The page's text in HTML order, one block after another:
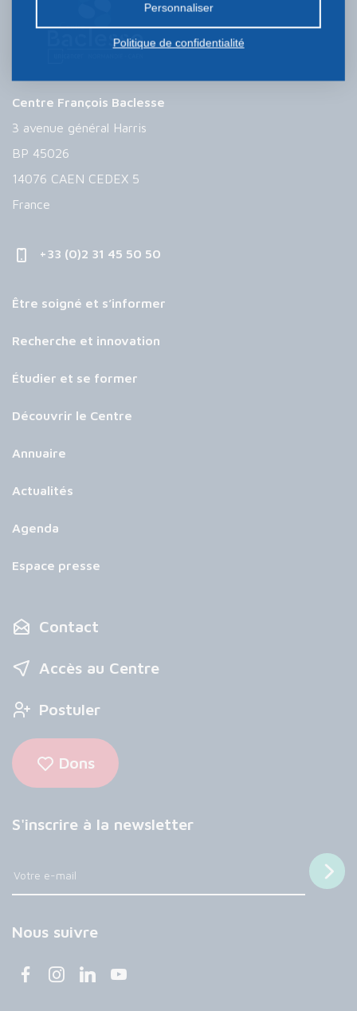
Centre François Baclesse
3 avenue général Harris
BP 45026
14076 CAEN CEDEX 5
France
+33 (0)2 31 45 50 50
Être soigné et s’informer
Recherche et innovation
Étudier et se former
Découvrir le Centre
Annuaire
Actualités
Agenda
Espace presse
Contact
Accès au Centre
Postuler
Dons
S'inscrire à la newsletter
Nous suivre
Personnaliser
Politique de confidentialité